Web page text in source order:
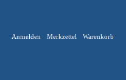
Anmelden Merkzettel Warenkorb